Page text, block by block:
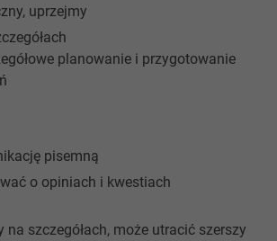
uprzejmy
planowanie i przygotowanie
pisemną
o opiniach i kwestiach
na szczegółach, może utracić szerszy